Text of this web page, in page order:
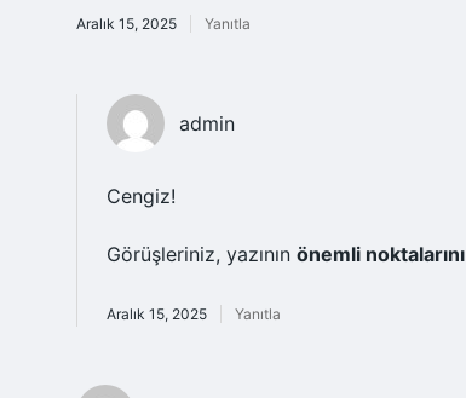
Aralık 15, 2025 Yanıtla
admin
Cengiz!
Görüşleriniz, yazının önemli noktalarını
Aralık 15, 2025 Yanıtla